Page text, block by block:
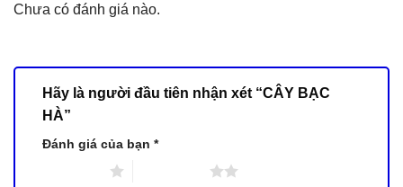
Chưa có đánh giá nào.
Hãy là người đầu tiên nhận xét “CÂY BẠC
HÀ”
Đánh giá của bạn *